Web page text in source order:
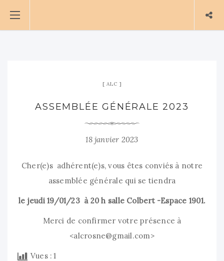
ALC
ASSEMBLÉE GÉNÉRALE 2023
18 janvier 2023
Cher(e)s adhérent(e)s, vous êtes conviés à notre
assemblée générale qui se tiendra
le jeudi 19/01/23 à 20 h salle Colbert -Espace 1901.
Merci de confirmer votre présence à
<alcrosne@gmail.com>
Vues : 1